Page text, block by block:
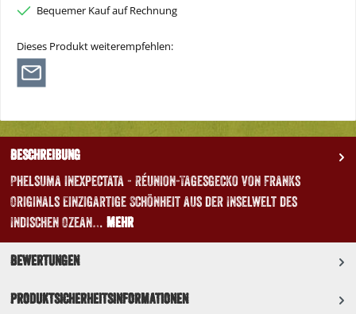
Bequemer Kauf auf Rechnung
Dieses Produkt weiterempfehlen:
Beschreibung
Phelsuma inexpectata - Réunion-Tagesgecko von Franks
Originals Einzigartige Schönheit aus der Inselwelt des
Indischen Ozean… Mehr
Bewertungen
Produktsicherheitsinformationen